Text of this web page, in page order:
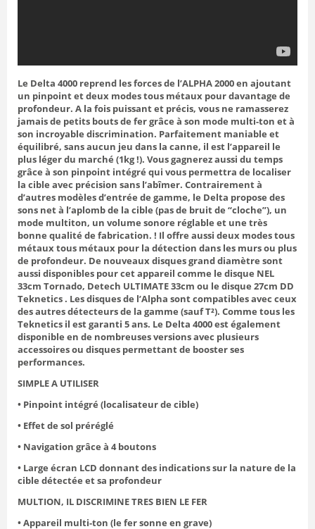
Le Delta 4000 reprend les forces de l’ALPHA 2000 en ajoutant
un pinpoint et deux modes tous métaux pour davantage de
profondeur. A la fois puissant et précis, vous ne ramasserez
jamais de petits bouts de fer grâce à son mode multi-ton et à
son incroyable discrimination. Parfaitement maniable et
équilibré, sans aucun jeu dans la canne, il est l’appareil le
plus léger du marché (1kg !). Vous gagnerez aussi du temps
grâce à son pinpoint intégré qui vous permettra de localiser
la cible avec précision sans l’abîmer. Contrairement à
d’autres modèles d’entrée de gamme, le Delta propose des
sons net à l’aplomb de la cible (pas de bruit de “cloche”), un
mode multiton, un volume sonore réglable et une très
bonne qualité de fabrication. ! Il offre aussi deux modes tous
métaux tous métaux pour la détection dans les murs ou plus
de profondeur. De nouveaux disques grand diamètre sont
aussi disponibles pour cet appareil comme le disque NEL
33cm Tornado, Detech ULTIMATE 33cm ou le disque 27cm DD
Teknetics . Les disques de l’Alpha sont compatibles avec ceux
des autres détecteurs de la gamme (sauf T²). Comme tous les
Teknetics il est garanti 5 ans. Le Delta 4000 est également
disponible en de nombreuses versions avec plusieurs
accessoires ou disques permettant de booster ses
performances.
SIMPLE A UTILISER
• Pinpoint intégré (localisateur de cible)
• Effet de sol préréglé
• Navigation grâce à 4 boutons
• Large écran LCD donnant des indications sur la nature de la
cible détectée et sa profondeur
MULTION, IL DISCRIMINE TRES BIEN LE FER
• Appareil multi-ton (le fer sonne en grave)